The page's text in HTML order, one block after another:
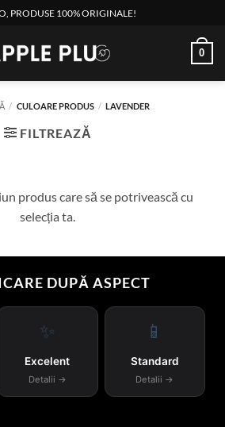
PRODUSE 100% ORIGINALE!
0
/ CULOARE PRODUS / LAVENDER
FILTREAZĂ
produs care să se potrivească cu
selecția ta.
DUPĂ ASPECT
✨
Excelent
Detalii →
📱
Standard
Detalii →